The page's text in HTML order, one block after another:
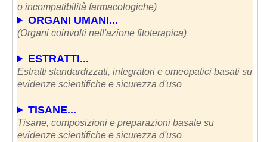
o incompatibilità farmacologiche)
ORGANI UMANI...
(Organi coinvolti nell'azione fitoterapica)
ESTRATTI...
Estratti standardizzati, integratori e omeopatici basati su
evidenze scientifiche e sicurezza d'uso
TISANE...
Tisane, composizioni e preparazioni basate su
evidenze scientifiche e sicurezza d'uso